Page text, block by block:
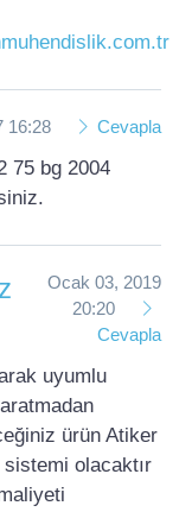
16:28 Cevapla
75 bg 2004
Ocak 03, 2019
20:20
Cevapla
uyumlu
ürün Atiker
sistemi olacaktır